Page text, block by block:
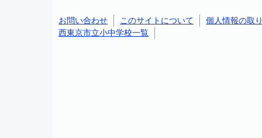
お問い合わせ このサイトについて
個人情報の取
西東京市立小中学校一覧